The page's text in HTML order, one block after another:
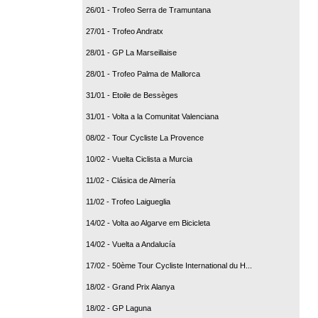
26/01 - Trofeo Serra de Tramuntana
27/01 - Trofeo Andratx
28/01 - GP La Marseillaise
28/01 - Trofeo Palma de Mallorca
31/01 - Etoile de Bessèges
31/01 - Volta a la Comunitat Valenciana
08/02 - Tour Cycliste La Provence
10/02 - Vuelta Ciclista a Murcia
11/02 - Clásica de Almería
11/02 - Trofeo Laigueglia
14/02 - Volta ao Algarve em Bicicleta
14/02 - Vuelta a Andalucía
17/02 - 50ème Tour Cycliste International du H...
18/02 - Grand Prix Alanya
18/02 - GP Laguna